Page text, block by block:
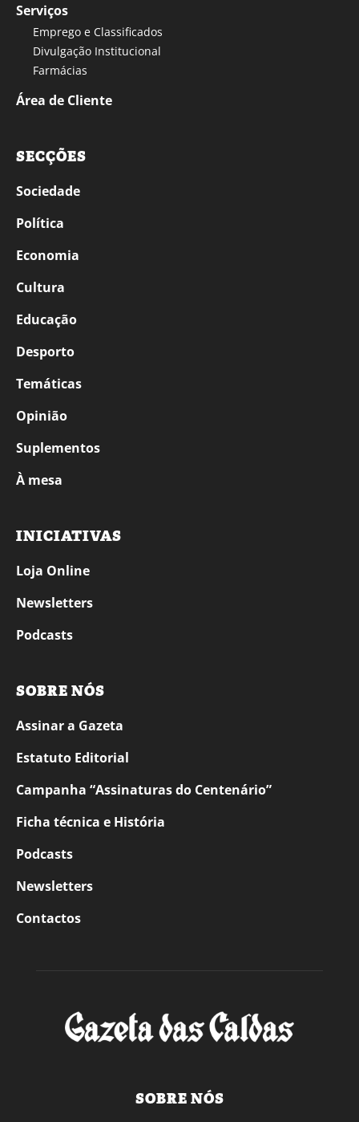
Serviços
Emprego e Classificados
Divulgação Institucional
Farmácias
Área de Cliente
SECÇÕES
Sociedade
Política
Economia
Cultura
Educação
Desporto
Temáticas
Opinião
Suplementos
À mesa
INICIATIVAS
Loja Online
Newsletters
Podcasts
SOBRE NÓS
Assinar a Gazeta
Estatuto Editorial
Campanha “Assinaturas do Centenário”
Ficha técnica e História
Podcasts
Newsletters
Contactos
SOBRE NÓS